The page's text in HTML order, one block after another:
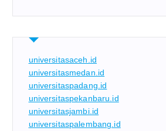
universitasaceh.id
universitasmedan.id
universitaspadang.id
universitaspekanbaru.id
universitasjambi.id
universitaspalembang.id